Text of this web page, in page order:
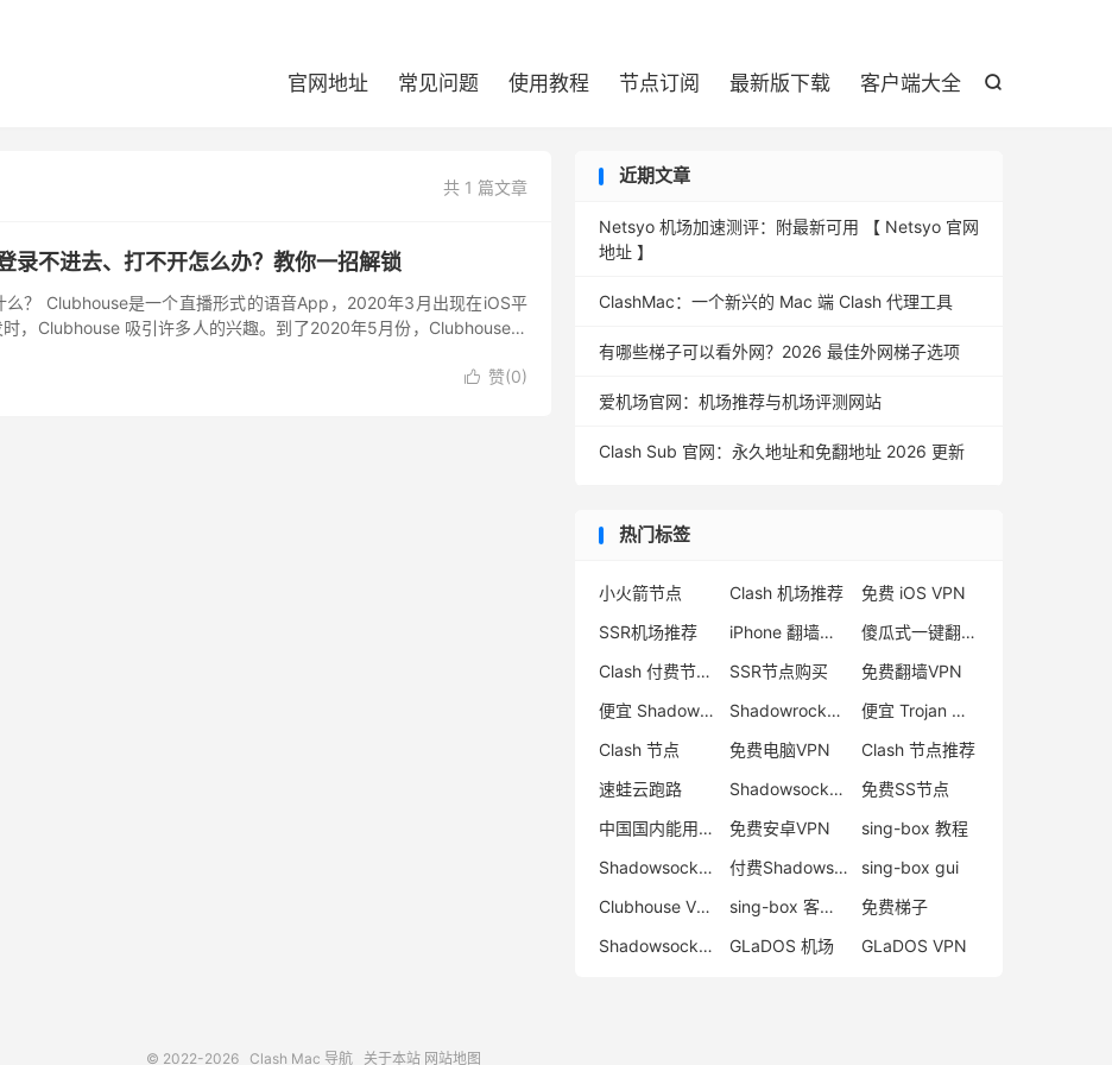

官网地址 常见问题 使用教程 节点订阅 最新版下载 客户端大全
共 1 篇文章
录不进去、打不开怎么办？教你一招解锁
么？ Clubhouse是一个直播形式的语音App，2020年3月出现在iOS平
，Clubhouse 吸引许多人的兴趣。到了2020年5月份，Clubhouse的
 赞(0)
近期文章
Netsyo 机场加速测评：附最新可用 【 Netsyo 官网
地址 】
ClashMac：一个新兴的 Mac 端 Clash 代理工具
有哪些梯子可以看外网？2026 最佳外网梯子选项
爱机场官网：机场推荐与机场评测网站
Clash Sub 官网：永久地址和免翻地址 2026 更新
热门标签
小火箭节点 Clash 机场推荐
免费 iOS VPN
SSR机场推荐
iPhone 翻墙代理软件
傻瓜式一键翻墙VPN客户端
Clash 付费节点购买
SSR节点购买
免费翻墙VPN
便宜 Shadowsocks 购买
Shadowrocket 地址
便宜 Trojan 购买
Clash 节点
免费电脑VPN
Clash 节点推荐
速蛙云跑路
Shadowsocks 付费节点
免费SS节点
中国国内能用的翻墙VPN推荐
免费安卓VPN
sing-box 教程
Shadowsocks 节点哪里买
付费Shadowsocks推荐
sing-box gui
Clubhouse VPN
sing-box 客户端配置
免费梯子
Shadowsocks 服务器
GLaDOS 机场 GLaDOS VPN
© 2022-2026 Clash Mac 导航 关于本站 网站地图